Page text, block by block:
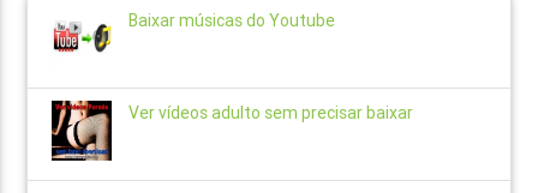
Baixar músicas do Youtube
Ver vídeos adulto sem precisar baixar